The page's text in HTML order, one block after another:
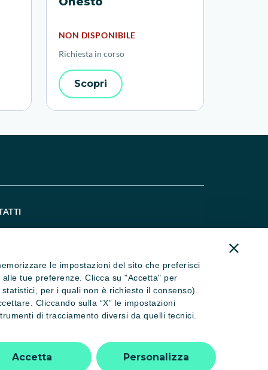
le impostazioni del sito che preferisci
tue preferenze. Clicca su "Accetta" per
per i quali non è richiesto il consenso).
Cliccando sulla “X” le impostazioni
di tracciamento diversi da quelli tecnici.
Accetta Personalizza
NON DISPONIBILE
Richiesta in corso
Scopri
914667
cral.it
su Instagram
Affiliato FITeL
n. 3548/2025